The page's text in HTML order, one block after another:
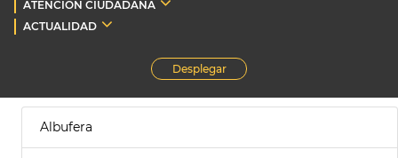
ATENCIÓN CIUDADANA
ACTUALIDAD
Desplegar
Albufera